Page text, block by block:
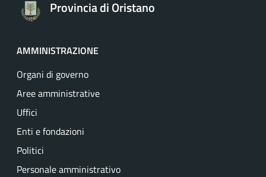
Provincia di Oristano
AMMINISTRAZIONE
Organi di governo
Aree amministrative
Uffici
Enti e fondazioni
Politici
Personale amministrativo